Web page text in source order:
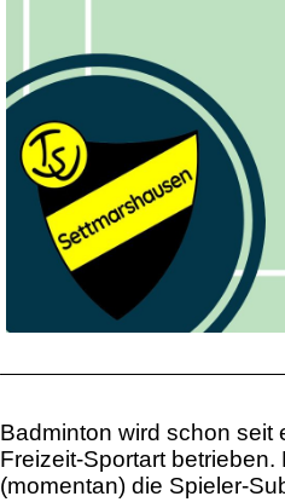
Badminton wird schon seit
Freizeit-Sportart
(momentan) die Spieler-